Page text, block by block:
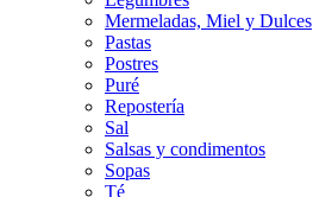
Mermeladas, Miel y Dulces
Pastas
Postres
Puré
Repostería
Sal
Salsas y condimentos
Sopas
Té